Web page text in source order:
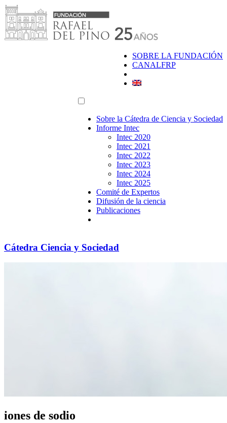
Saltar
al
contenido
SOBRE LA FUNDACIÓN
CANALFRP
Sobre la Cátedra de Ciencia y Sociedad
Informe Intec
Intec 2020
Intec 2021
Intec 2022
Intec 2023
Intec 2024
Intec 2025
Comité de Expertos
Difusión de la ciencia
Publicaciones
Cátedra Ciencia y Sociedad
iones de sodio